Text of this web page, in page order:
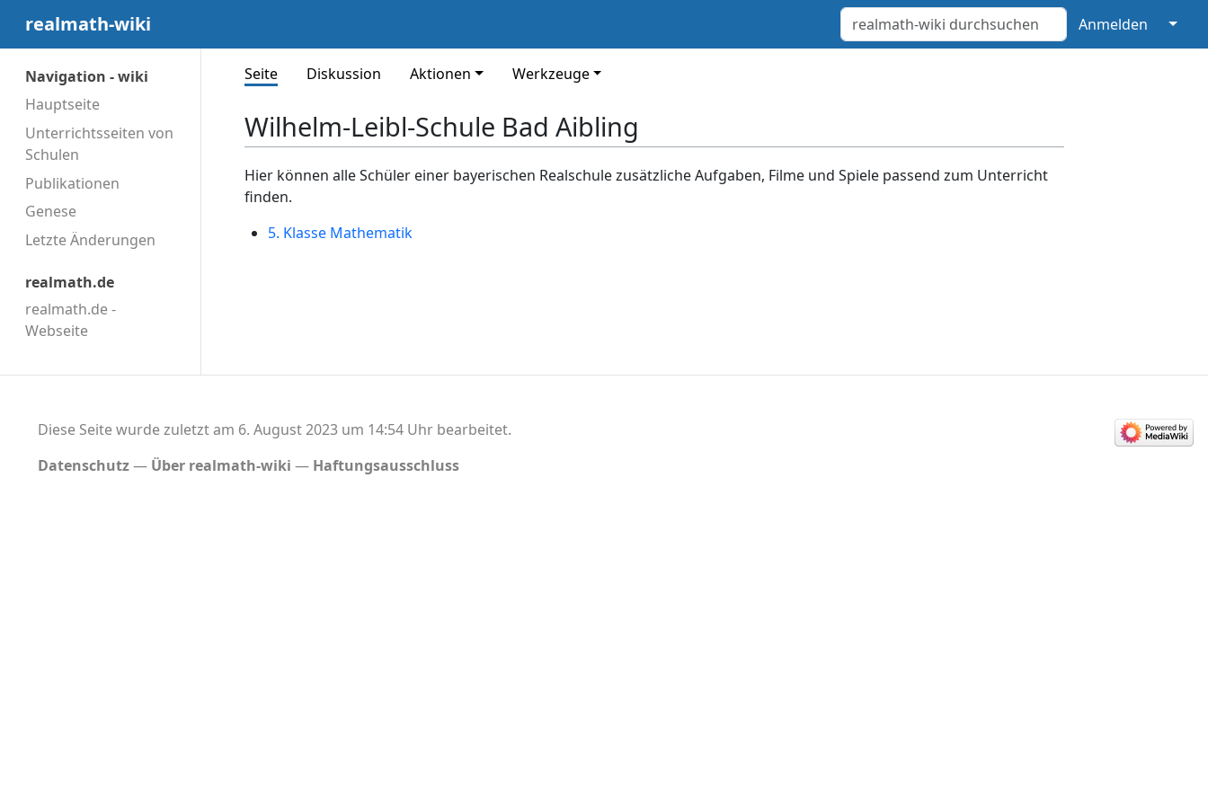
realmath-wiki Anmelden ↓
Navigation - wiki
Hauptseite
Unterrichtsseiten von
Schulen
Publikationen
Genese
Letzte Änderungen
realmath.de
realmath.de -
Webseite
Seite Diskussion Aktionen Werkzeuge
Wilhelm-Leibl-Schule Bad Aibling
Hier können alle Schüler einer bayerischen Realschule zusätzliche Aufgaben, Filme und Spiele passend zum Unterricht
finden.
5. Klasse Mathematik
Diese Seite wurde zuletzt am 6. August 2023 um 14:54 Uhr bearbeitet.
Datenschutz
Über realmath-wiki Haftungsausschluss